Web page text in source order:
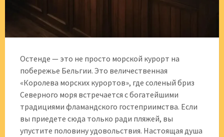
Остенде — это не просто морской курорт на
побережье Бельгии. Это величественная
«Королева морских курортов», где соленый бриз
Северного моря встречается с богатейшими
традициями фламандского гостеприимства. Если
вы приедете сюда только ради пляжей, вы
упустите половину удовольствия. Настоящая душа